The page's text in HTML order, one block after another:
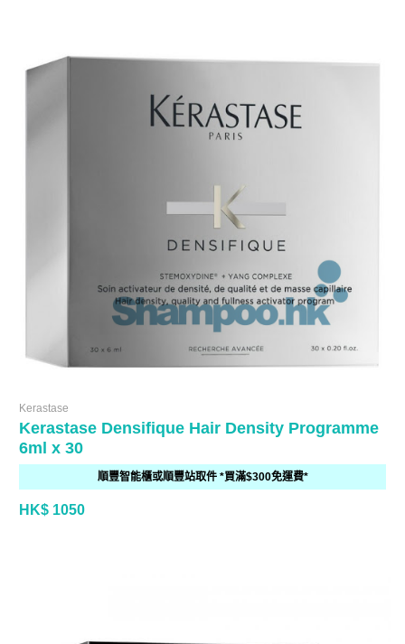
Kerastase
Kerastase Densifique Hair Density Programme
6ml x 30
順豐智能櫃或順豐站取件 *買滿$300免運費*
HK$ 1050